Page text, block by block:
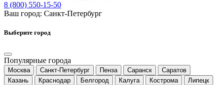
8 (800) 550-15-50
Ваш город: Санкт-Петербург
Выберите город
Популярные города
Москва Санкт-Петербург Пенза Саранск
Саратов
Казань
Краснодар Белгород Калуга Кострома
Липецк